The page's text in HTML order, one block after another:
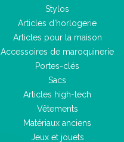
Stylos
Articles d'horlogerie
Articles pour la maison
Accessoires de maroquinerie
Portes-clés
Sacs
Articles high-tech
Vêtements
Matériaux anciens
Jeux et jouets